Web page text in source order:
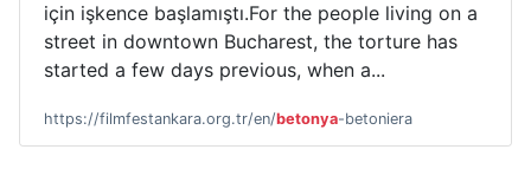
için işkence başlamıştı.For the people living on a
street in downtown Bucharest, the torture has
started a few days previous, when a...
https://filmfestankara.org.tr/en/betonya-betoniera